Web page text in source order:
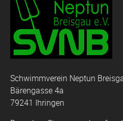
Schwimmverein Neptun
Bärengasse 4a
79241 Ihringen